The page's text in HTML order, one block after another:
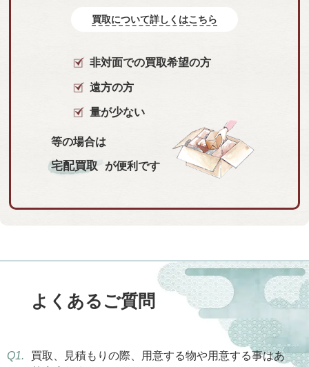
買取について詳しくはこちら
非対面での買取希望の方
遠方の方
量が少ない
等の場合は
宅配買取 が便利です
よくあるご質問
Q1.
買取、見積もりの際、用意する物や用意する事はあ